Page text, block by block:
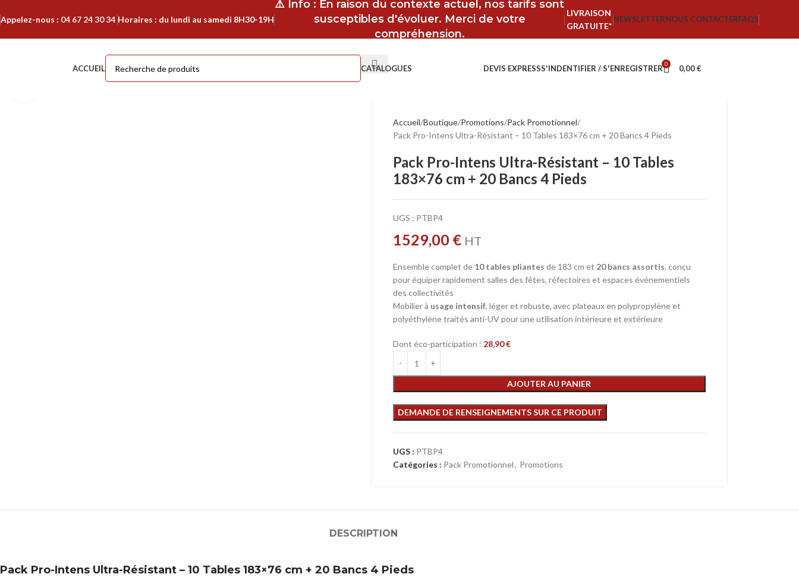
Appelez-nous : 04 67 24 30 34 Horaires : du lundi au samedi 8H30-19H
⚠️ Info : En raison du contexte actuel, nos tarifs sont
susceptibles d'évoluer. Merci de votre
compréhension.
LIVRAISON
GRATUITE*
NEWSLETTERNOUS CONTACTERFAQS
ACCUEIL CATALOGUES DEVIS EXPRESSS'INDENTIFIER / S'ENREGISTRER 0 0,00€
Accueil Boutique Promotions Pack Promotionnel
Pack Pro-Intens Ultra-Résistant – 10 Tables 183×76 cm + 20 Bancs 4 Pieds
Pack Pro-Intens Ultra-Résistant – 10 Tables
183×76 cm + 20 Bancs 4 Pieds
UGS : PTBP4
1529,00 € HT
Ensemble complet de 10 tables pliantes de 183 cm et 20 bancs assortis, conçu
pour équiper rapidement salles des fêtes, réfectoires et espaces événementiels
des collectivités
Mobilier à usage intensif, léger et robuste, avec plateaux en polypropylène et
polyéthylène traités anti-UV pour une utilisation intérieure et extérieure
Dont éco-participation : 28,90€
AJOUTER AU PANIER
UGS : PTBP4
Catégories : Pack Promotionnel, Promotions
DESCRIPTION
Pack Pro-Intens Ultra-Résistant – 10 Tables 183×76 cm + 20 Bancs 4 Pieds